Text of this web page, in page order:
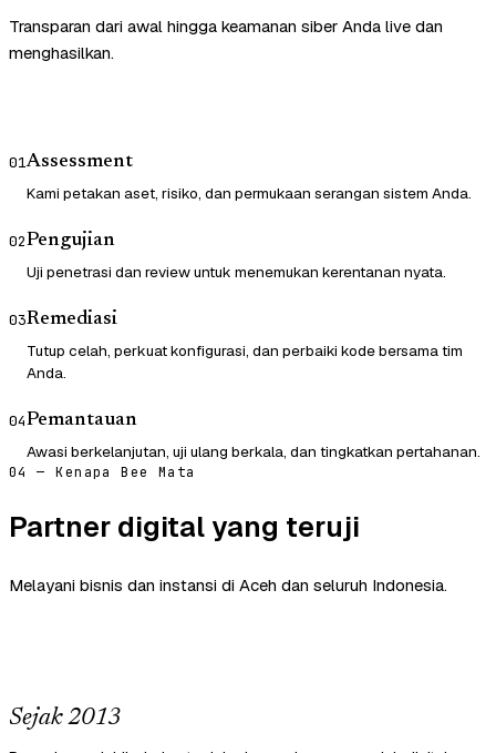
Transparan dari awal hingga keamanan siber Anda live dan
menghasilkan.
01Assessment
Kami petakan aset, risiko, dan permukaan serangan sistem Anda.
02Pengujian
Uji penetrasi dan review untuk menemukan kerentanan nyata.
03Remediasi
Tutup celah, perkuat konfigurasi, dan perbaiki kode bersama tim
Anda.
04Pemantauan
Awasi berkelanjutan, uji ulang berkala, dan tingkatkan pertahanan.
04 — Kenapa Bee Mata
Partner digital yang teruji
Melayani bisnis dan instansi di Aceh dan seluruh Indonesia.
Sejak 2013